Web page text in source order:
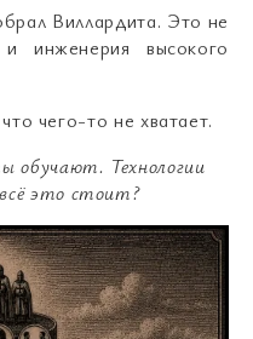
Виллардита. Это не
высокого
чего-то не хватает.
обучают. Технологии
это стоит?